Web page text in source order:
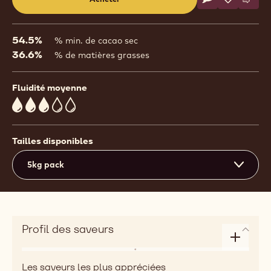
a
window)
Écrire un
- 811- 811- 811
54.5% % min. de cacao sec
36.6% % de matières grasses
Fluidité moyenne
3
Tailles disponibles
5kg pack
Profil des saveurs
taste
Les saveurs les plus appréciées